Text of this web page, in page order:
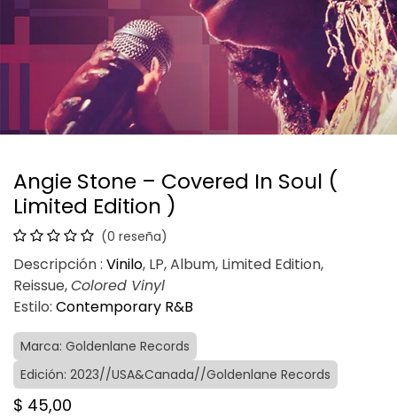
Angie Stone – Covered In Soul (
Limited Edition )
(0 reseña)
Descripción : Vinilo, LP, Album, Limited Edition,
Reissue,Colored Vinyl
Estilo: Contemporary R&B
Marca: Goldenlane Records
Edición: 2023//USA&Canada//Goldenlane Records
$ 45,00